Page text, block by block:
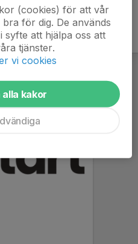
(cookies) för att vår
för dig. De används
syfte att hjälpa oss att
tjänster.
vi cookies
alla kakor